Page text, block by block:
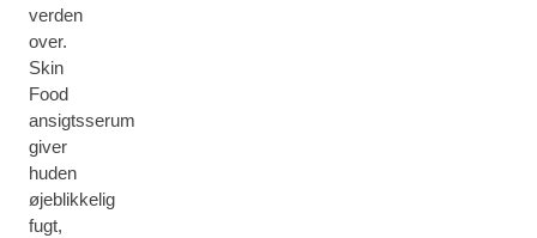
verden
over.
Skin
Food
ansigtsserum
giver
huden
øjeblikkelig
fugt,